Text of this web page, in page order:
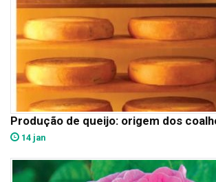
Produção de queijo: origem dos
14 jan